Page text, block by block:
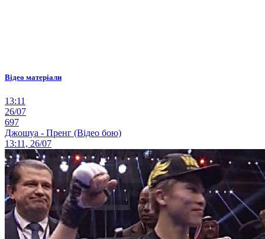
Відео матеріали
13:11
26/07
697
Джошуа - Пренг (Відео бою)
13:11, 26/07